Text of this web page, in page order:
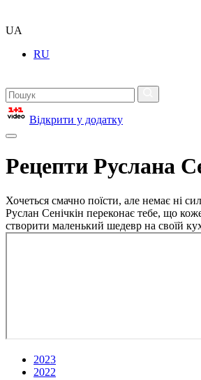
UA
RU
Відкрити у додатку
Рецепти Руслана
Хочеться смачно поїсти, але немає ні
Руслан Сенічкін переконає тебе, що
створити маленький шедевр на своїй
2023
2022